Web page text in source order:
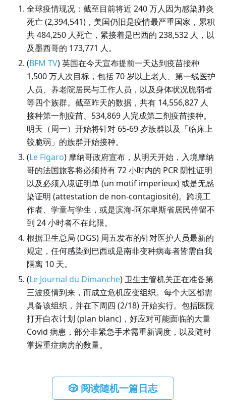
全球疫情现况：截至目前将近 240 万人因为感染肺炎
死亡 (2,394,541)，美国仍旧是疫情最严重国家，累积
共 484,250 人死亡，紧接着是巴西的 238,532 人，以
及墨西哥的 173,771 人。
(BFM TV) 英国在今天宣布提前一天达到疫苗接种
1,500 万人次目标，包括 70 岁以上老人、第一线医护
人员、养老院居民与工作人员，以及身体状况脆弱者
等四个族群。截至昨天的数据，共有 14,556,827 人
接种第一剂疫苗、534,869 人完成第二剂疫苗接种。
明天（周一）开始将针对 65-69 岁族群以及「临床上
较脆弱」的族群开始接种。
(Le Figaro) 摩纳哥政府宣布，从明天开始，入境摩纳
哥的法国旅客将必须持有 72 小时内的 PCR 阴性证明
以及必须入境证明单 (un motif imperieux) 或是无感
染证明 (attestation de non-contagiosité)。跨境工
作者、学童与学生，或是滨海-阿尔卑斯省居民停留不
到 24 小时者不在此限。
根据卫生总局 (DGS) 周五发布的针对医护人员最新的
规定，任何感染到巴西或是南非变种病毒者皆需自我
隔离 10 天。
(Le Journal du Dimanche) 卫生主管机关正在准备第
三波疫情到来，而成立危机应变组织。每个大区都需
具备该组织，并在下周四 (2/18) 开始实行。包括医院
打开白衣计划 (plan blanc)，好应对可能面临的大量
Covid 病患，部分非紧急手术需重新调度，以及随时
掌握重症病房的数量。
🎲 阅读随机一篇日志